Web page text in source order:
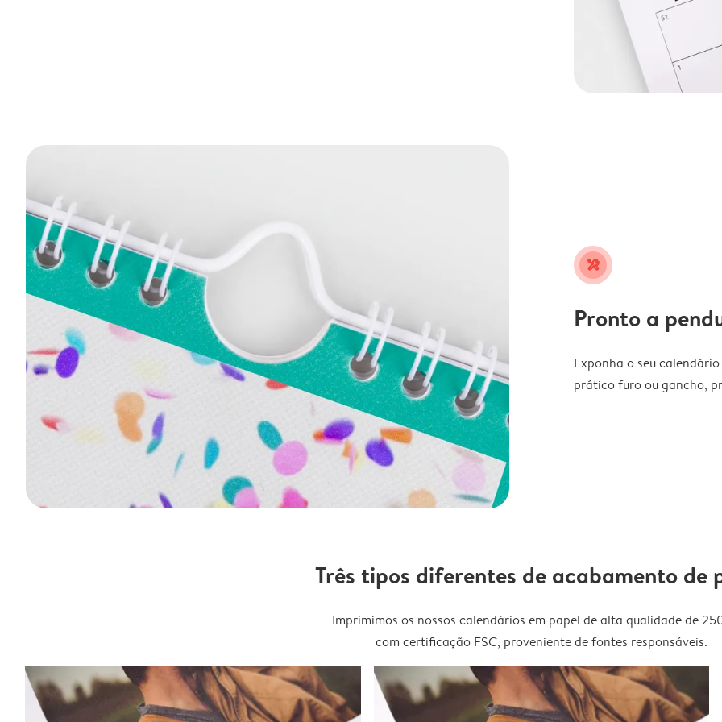
tools
Pronto a
Exponha o seu
prático furo ou gancho,
Três tipos diferentes de acabamento de
Imprimimos os nossos calendários em papel de alta qualidade de
com certificação FSC, proveniente de fontes responsáveis.